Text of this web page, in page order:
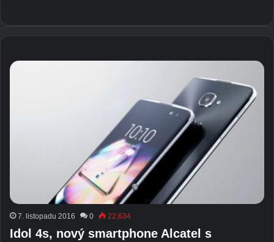
7. listopadu 2016 0 22,634
Idol 4s, nový smartphone Alcatel s